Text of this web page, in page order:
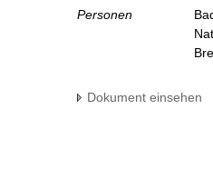
Personen
Dokument einsehen